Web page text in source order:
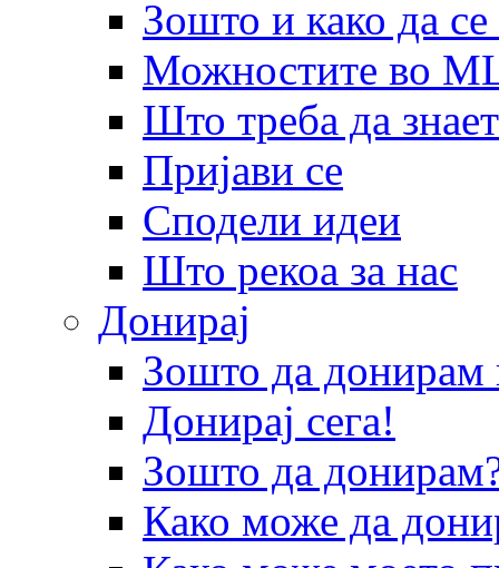
Зошто и како да
Можностите во
Што треба да
Пријави се
Сподели идеи
Што рекоа за нас
Донирај
Зошто да
Донирај сега!
Зошто да
Како може да